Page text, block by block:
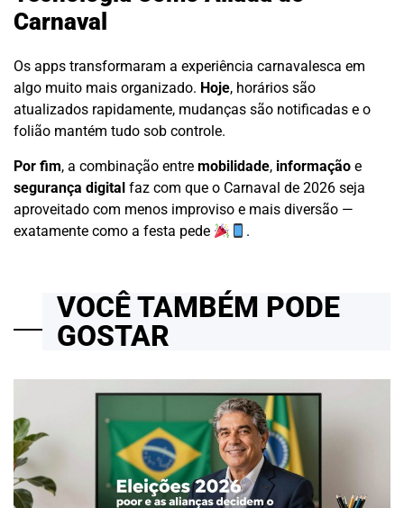
Carnaval
Os apps transformaram a experiência carnavalesca em
algo muito mais organizado. Hoje, horários são
atualizados rapidamente, mudanças são notificadas e o
folião mantém tudo sob controle.
Por fim, a combinação entre mobilidade, informação e
segurança digital faz com que o Carnaval de 2026 seja
aproveitado com menos improviso e mais diversão —
exatamente como a festa pede
.
VOCÊ TAMBÉM PODE
GOSTAR